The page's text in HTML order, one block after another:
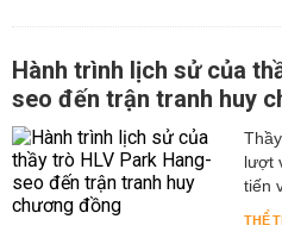
Hành trình lịch sử của
seo đến trận tranh huy
lượt
tiến
THỂ